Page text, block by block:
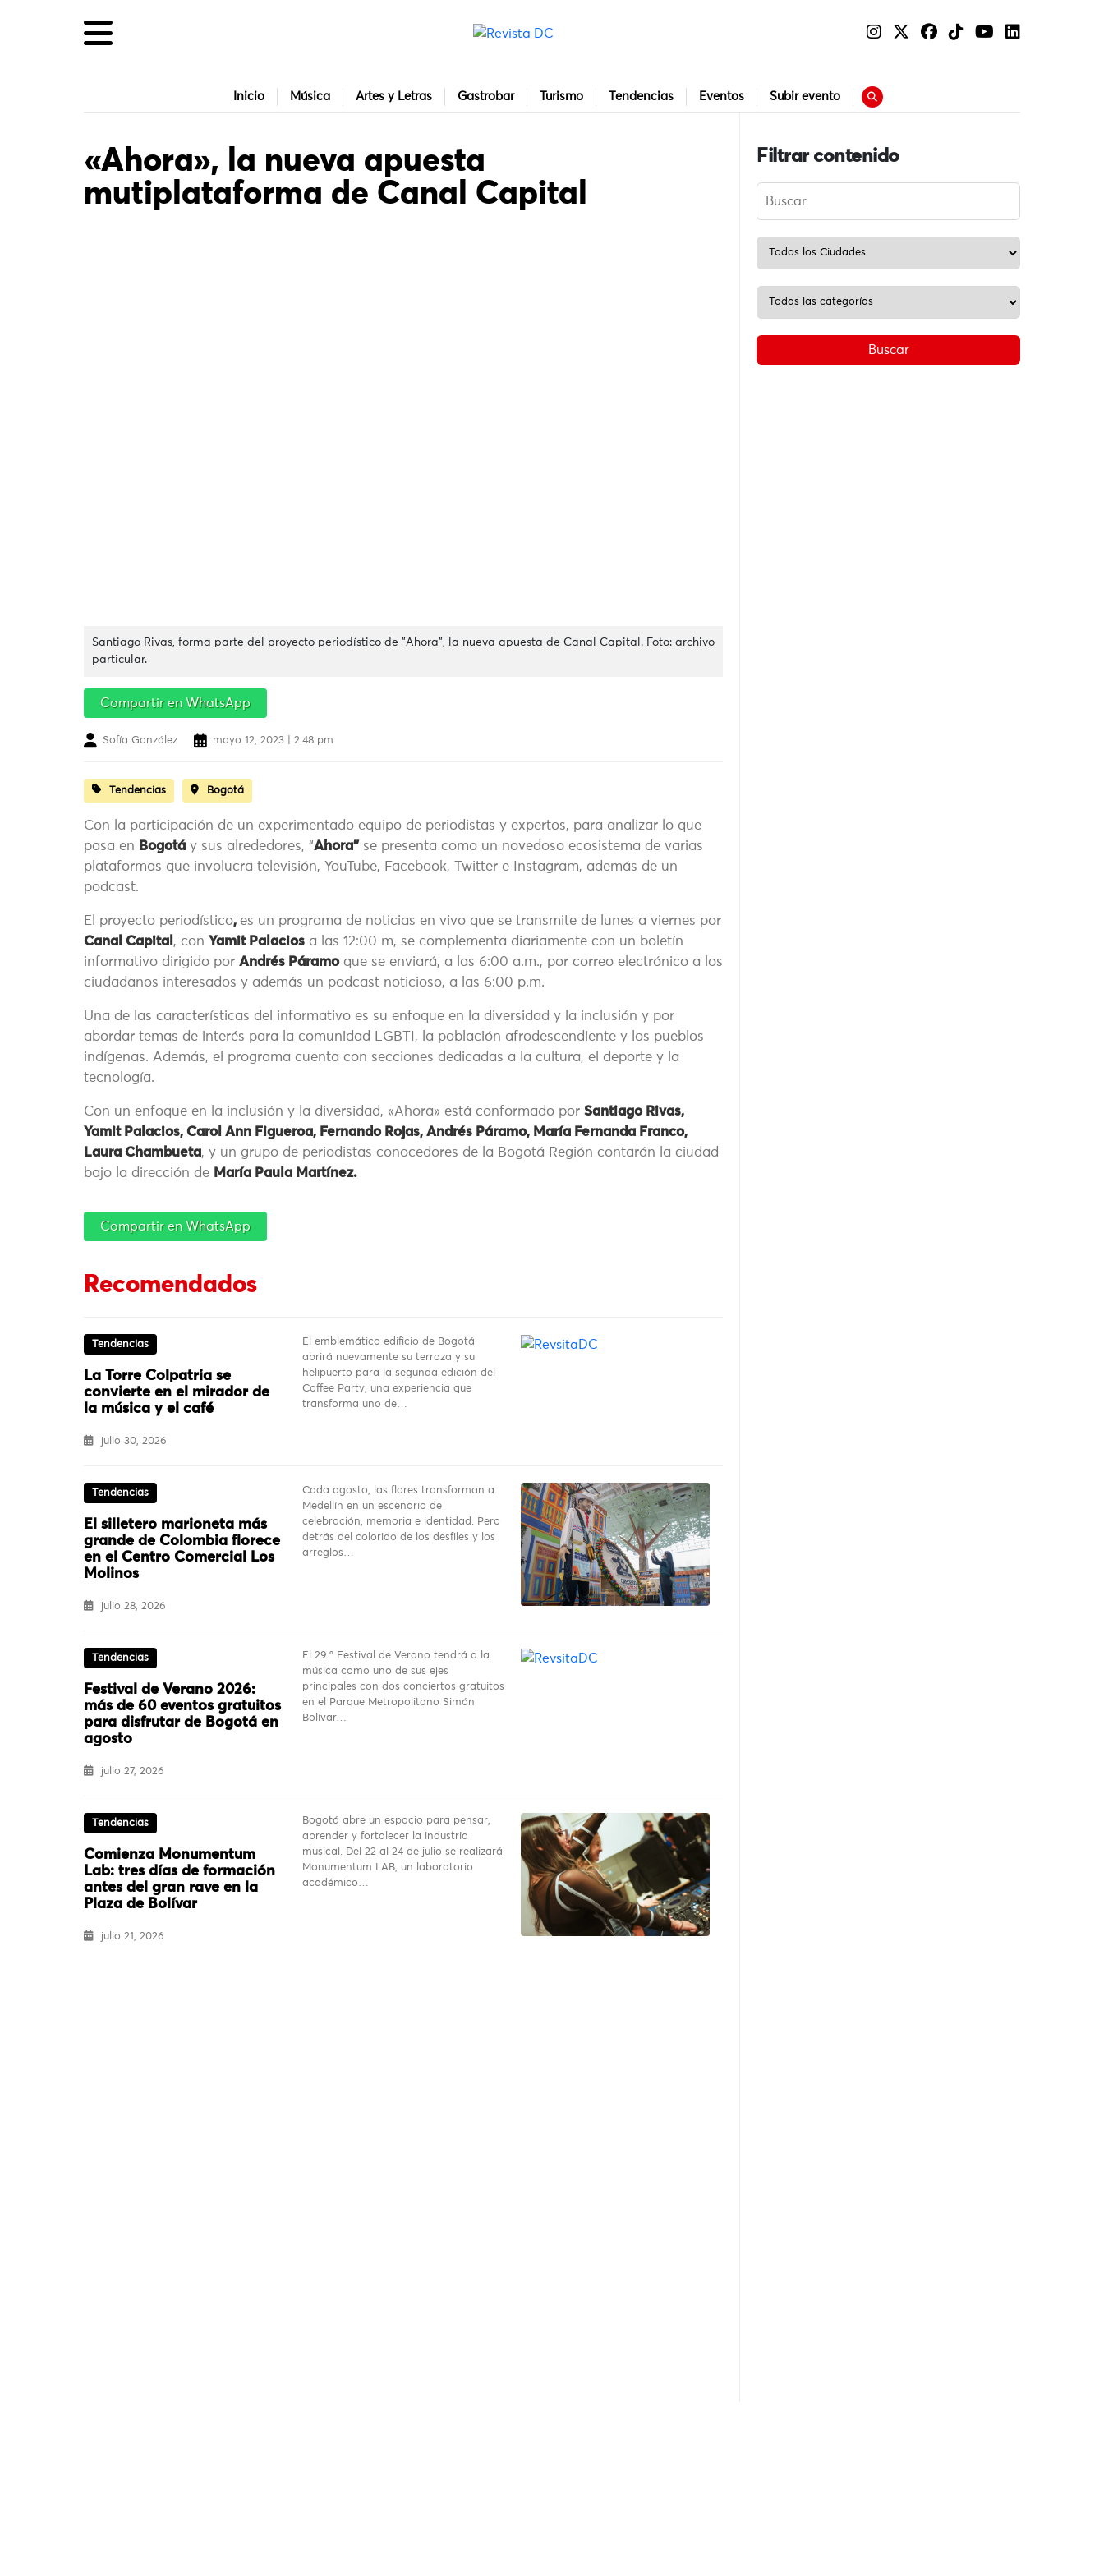
Inicio Música Artes y Letras Gastrobar Turismo Tendencias Eventos Subir evento
«Ahora», la nueva apuesta
mutiplataforma de Canal Capital
Santiago Rivas, forma parte del proyecto periodístico de "Ahora", la nueva apuesta de Canal Capital. Foto: archivo
particular.
Compartir en WhatsApp
Sofía González mayo 12, 2023 | 2:48 pm
Tendencias Bogotá
Con la participación de un experimentado equipo de periodistas y expertos, para analizar lo que
pasa en Bogotá y sus alrededores, “Ahora” se presenta como un novedoso ecosistema de varias
plataformas que involucra televisión, YouTube, Facebook, Twitter e Instagram, además de un
podcast.
El proyecto periodístico, es un programa de noticias en vivo que se transmite de lunes a viernes por
Canal Capital , con Yamit Palacios a las 12:00 m, se complementa diariamente con un boletín
informativo dirigido por Andrés Páramoque se enviará, a las 6:00 a.m., por correo electrónico a los
ciudadanos interesados y además un podcast noticioso, a las 6:00 p.m.
Una de las características del informativo es su enfoque en la diversidad y la inclusión y por
abordar temas de interés para la comunidad LGBTI, la población afrodescendiente y los pueblos
indígenas. Además, el programa cuenta con secciones dedicadas a la cultura, el deporte y la
tecnología.
Con un enfoque en la inclusión y la diversidad, «Ahora» está conformado por Santiago Rivas,
Yamit Palacios, Carol Ann Figueroa, Fernando Rojas, Andrés Páramo, María Fernanda Franco,
Laura Chambueta, y un grupo de periodistas conocedores de la Bogotá Región contarán la ciudad
bajo la dirección de María Paula Martínez.
Compartir en WhatsApp
Recomendados
Tendencias
La Torre Colpatria se
convierte en el mirador de
la música y el café
julio 30, 2026
El emblemático edificio de Bogotá
abrirá nuevamente su terraza y su
helipuerto para la segunda edición del
Coffee Party, una experiencia que
transforma uno de…
Tendencias
El silletero marioneta más
grande de Colombia florece
en el Centro Comercial Los
Molinos
julio 28, 2026
Cada agosto, las flores transforman a
Medellín en un escenario de
celebración, memoria e identidad. Pero
detrás del colorido de los desfiles y los
arreglos…
Tendencias
Festival de Verano 2026:
más de 60 eventos gratuitos
para disfrutar de Bogotá en
agosto
julio 27, 2026
El 29.º Festival de Verano tendrá a la
música como uno de sus ejes
principales con dos conciertos gratuitos
en el Parque Metropolitano Simón
Bolívar…
Tendencias
Comienza Monumentum
Lab: tres días de formación
antes del gran rave en la
Plaza de Bolívar
julio 21, 2026
Bogotá abre un espacio para pensar,
aprender y fortalecer la industria
musical. Del 22 al 24 de julio se realizará
Monumentum LAB, un laboratorio
académico…
Filtrar contenido